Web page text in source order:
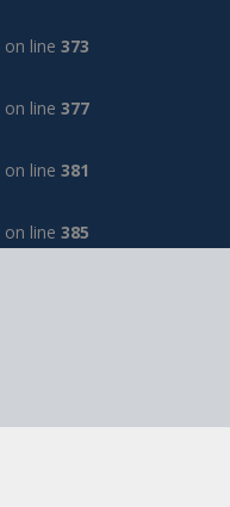
on line 373
on line 377
on line 381
on line 385